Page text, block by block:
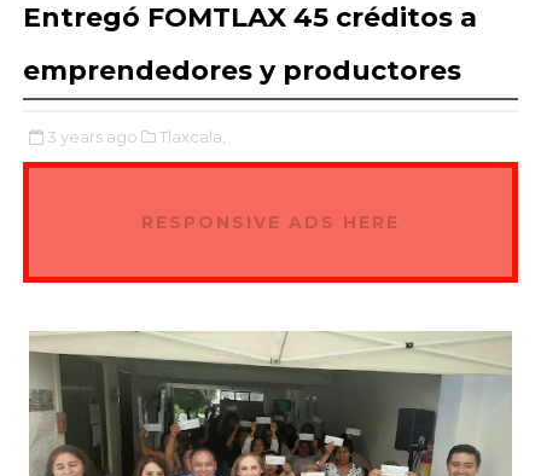
Entregó FOMTLAX 45 créditos a
emprendedores y productores
3 years ago Tlaxcala,
RESPONSIVE ADS HERE